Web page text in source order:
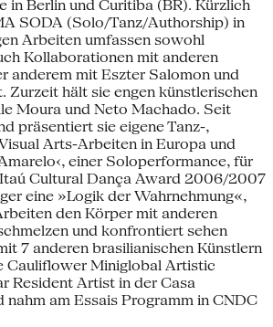
in Berlin und Curitiba (BR). Kürzlich
SODA (Solo/Tanz/Authorship) in
Arbeiten umfassen sowohl
Kollaborationen mit anderen
anderem mit Eszter Salomon und
Zurzeit hält sie engen künstlerischen
Moura und Neto Machado. Seit
präsentiert sie eigene Tanz-,
Arts-Arbeiten in Europa und
einer Soloperformance, für
Cultural Dança Award 2006/2007
eine »Logik der Wahrnehmung«,
den Körper mit anderen
und konfrontiert sehen
7 anderen brasilianischen Künstlern
Cauliflower Miniglobal Artistic
Resident Artist in der Casa
nahm am Essais Programm in CNDC